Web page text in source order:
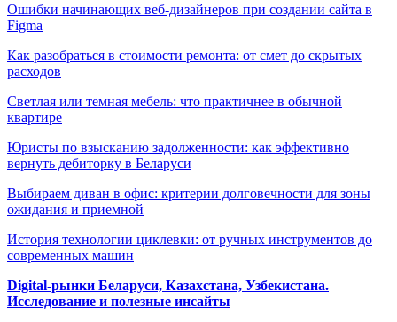
Ошибки начинающих веб-дизайнеров при создании сайта в
Figma
Как разобраться в стоимости ремонта: от смет до скрытых
расходов
Светлая или темная мебель: что практичнее в обычной
квартире
Юристы по взысканию задолженности: как эффективно
вернуть дебиторку в Беларуси
Выбираем диван в офис: критерии долговечности для зоны
ожидания и приемной
История технологии циклевки: от ручных инструментов до
современных машин
Digital-рынки Беларуси, Казахстана, Узбекистана.
Исследование и полезные инсайты